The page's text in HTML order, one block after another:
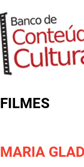
FILMES
MARIA